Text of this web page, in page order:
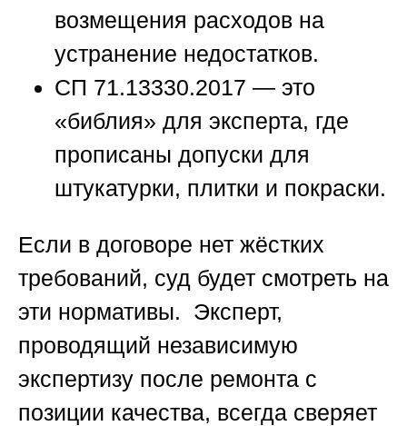
возмещения расходов на
устранение недостатков.
СП 71.13330.2017 — это
«библия» для эксперта, где
прописаны допуски для
штукатурки, плитки и покраски.
Если в договоре нет жёстких
требований, суд будет смотреть на
эти нормативы. Эксперт,
проводящий независимую
экспертизу после ремонта с
позиции качества, всегда сверяет